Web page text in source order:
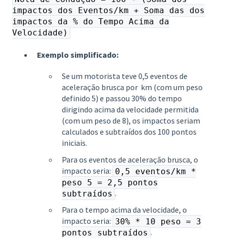
impactos dos Eventos/km + Soma das dos
impactos da % do Tempo Acima da
Velocidade)
Exemplo simplificado:
Se um motorista teve 0,5 eventos de
aceleração brusca por km (com um peso
definido 5) e passou 30% do tempo
dirigindo acima da velocidade permitida
(com um peso de 8), os impactos seriam
calculados e subtraídos dos 100 pontos
iniciais.
Para os eventos de aceleração brusca, o
impacto seria: 0,5 eventos/km *
peso 5 = 2,5 pontos
subtraídos .
Para o tempo acima da velocidade, o
impacto seria: 30% * 10 peso = 3
pontos subtraídos .